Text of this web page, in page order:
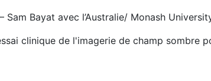
Sam Bayat avec l’Australie/ Monash
clinique de l'imagerie de champ sombre